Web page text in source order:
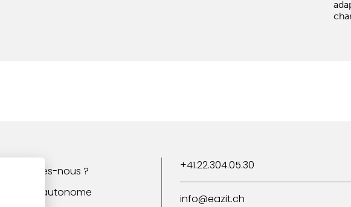
Qui sommes-nous ?
Cafétéria autonome
+41.22.304.05.30
info@eazit.ch